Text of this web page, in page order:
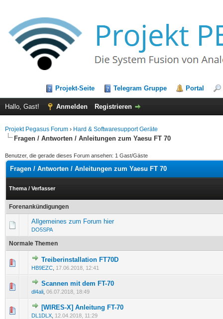
Projekt-Seite Telegram Gruppe Portal
Hallo, Gast! Anmelden Registrieren
Projekt Pegasus Forum › Hard & Softwaresupport Geräte
Fragen / Antworten / Anleitungen zum Yaesu FT 70
Benutzer, die gerade dieses Forum ansehen: 1 Gast/Gäste
Fragen / Antworten / Anleitungen zum Yaesu FT 70
Thema / Verfasser
Forenankündigungen
Allgemeines zum Forum hier
DO5SPA
Normale Themen
Treiberinstallation FT70D
HB9EZC 17.06.2018, 12:41
1 Bewertung(en) - 5 von 5 durchschnittlich
123
Scannen mit dem FT-70
dl4ali 06.07.2018, 18:49
0 Bewertung(en) - 0 von 5 durchschnittlich
12
[WIRES-X] Anleitung FT-70
DL1DLX 12.04.2018, 11:29
0 Bewertung(en) - 0 von 5 durchschnittlich
1 2345